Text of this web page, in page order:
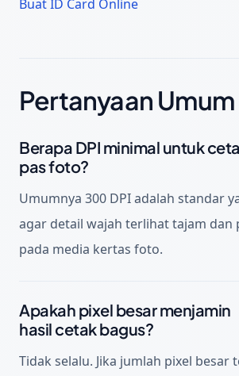
Buat ID Card Online
Pertanyaan Umum
Berapa DPI minimal untuk
pas foto?
Umumnya 300 DPI adalah standar
agar detail wajah terlihat tajam dan
pada media kertas foto.
Apakah pixel besar menjamin
hasil cetak bagus?
Tidak selalu. Jika jumlah pixel besar